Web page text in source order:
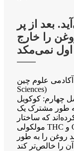
بعد از پر
را خارج
آکادمی علوم چین (BOSHANG x Chinese Academy of
Sciences)
چهارم: کوکویل
طور مشترک یک
که ساختار
مولکولی THC و CBD را به طور کامل مطالعه کرده است.
روغن را به طور